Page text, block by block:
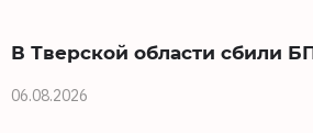
В Тверской области сбили
06.08.2026